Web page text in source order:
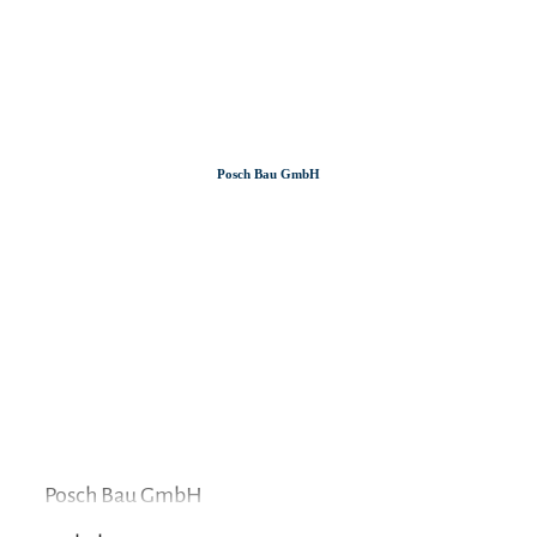
Posch Bau GmbH
Posch Bau GmbH